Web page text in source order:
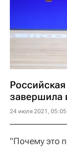
завершила
24 июля 2021, 05:05
"Почему это